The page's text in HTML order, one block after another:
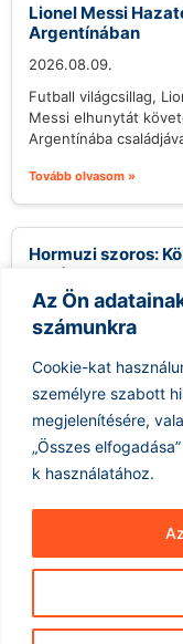
Az Ön
számunkra
Cookie-kat
személyre szabott
megjelenítésére,
„Összes
k használatához.
Lionel Messi
Argentínában
2026.08.09.
Futball világcsillag,
Messi elhunytát
Argentínába
Tovább olvasom »
Hormuzi szoros:
Omán
2026.08.09.
Irán közel áll egy új
egy új tengeri
szorosban. Abbas
Tovább olvasom »